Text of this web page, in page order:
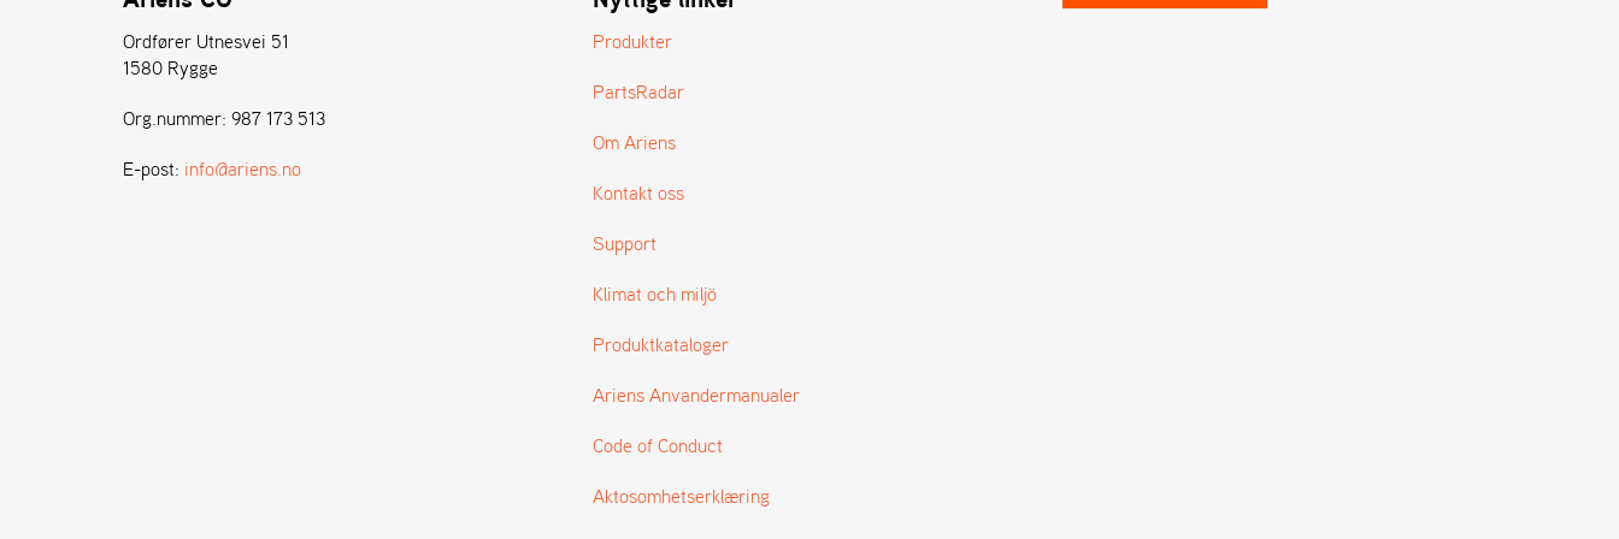
Ordfører Utnesvei 51
1580 Rygge
Org.nummer: 987 173 513
E-post: info@ariens.no
Produkter
PartsRadar
Om Ariens
Kontakt oss
Support
Klimat och miljö
Produktkataloger
Ariens Anvandermanualer
Code of Conduct
Aktosomhetserklæring